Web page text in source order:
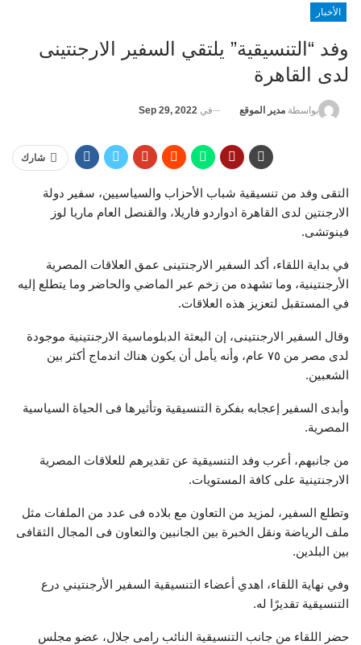
الأخبار
وفد “التنسيقية” يلتقي السفير الارجنتينى
لدى القاهرة
بواسطة مدير الموقع في Sep 29, 2022
شارك
التقى وفد من تنسيقية شباب الأحزاب والسياسيين، سفير دولة
الارجنتين لدى القاهرة ادواردو فاريلا، والقنصل العام ماريا لوز
فينوتشى.
في بداية اللقاء، أكد السفير الارجنتينى عمق العلاقات المصرية
الأرجنتينية، وما تشهده من زخم عبر الماضي والحاضر وما يتطلع إليه
في المستقبل لتعزيز هذه العلاقات.
وقال السفير الارجنتينى، إن البعثة الدبلوماسية الارجنتينية موجودة
لدى مصر من ٧٥ عام، وأنه يأمل أن يكون هناك اندماج أكثر بين
الشعبين.
وأبدى السفير إعجابه بفكرة التنسيقية وتأثيرها فى الحياة السياسية
المصرية.
من جانبهم، أعرب وفد التنسيقية عن تقديرهم للعلاقات المصرية
الارجنتينية على كافة المستويات.
وتطلع السفير، لمزيد من التعاون مع بلاده فى عدد من الملفات مثل
ملف الرياضة ونقل الخبرة بين الجانبين والتعاون فى المجال الثقافى
بين البلدين.
وفي نهاية اللقاء، اهدي أعضاء التنسيقية السفير الأرجنتيني درع
التنسيقية تقديرًا له.
حضر اللقاء من جانب التنسيقية النائب رامى جلال، عضو مجلس